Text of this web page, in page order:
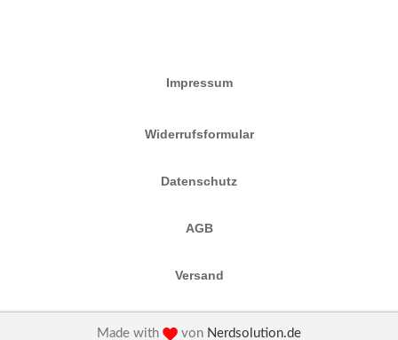
Impressum
Widerrufsformular
Datenschutz
AGB
Versand
Made with von Nerdsolution.de